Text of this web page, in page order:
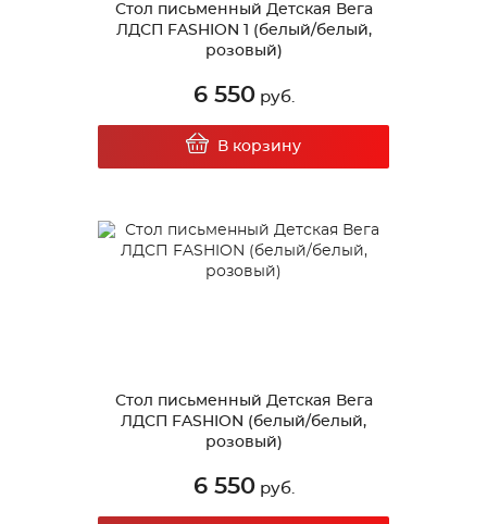
Стол письменный Детская Вега
ЛДСП FASHION 1 (белый/белый,
розовый)
6 550руб.
В корзину
Стол письменный Детская Вега
ЛДСП FASHION (белый/белый,
розовый)
6 550руб.